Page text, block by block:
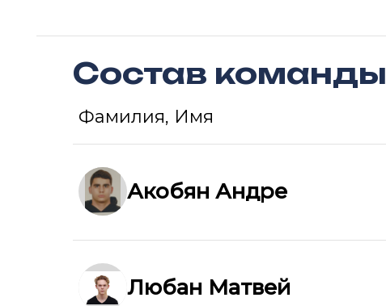
Состав команды
Фамилия, Имя
Акобян Андре
Любан Матвей